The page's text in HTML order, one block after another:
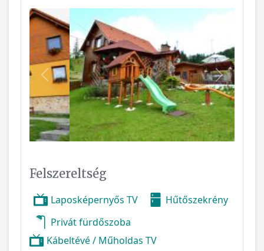
Vissza
Felszereltség
Laposképernyős TV
Hűtőszekrény
Privát fürdőszoba
Kábeltévé / Műholdas TV